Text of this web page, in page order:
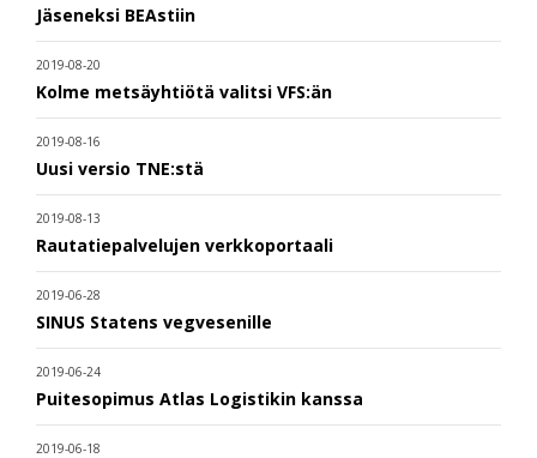
Jäseneksi BEAstiin
2019-08-20
Kolme metsäyhtiötä valitsi VFS:än
2019-08-16
Uusi versio TNE:stä
2019-08-13
Rautatiepalvelujen verkkoportaali
2019-06-28
SINUS Statens vegvesenille
2019-06-24
Puitesopimus Atlas Logistikin kanssa
2019-06-18